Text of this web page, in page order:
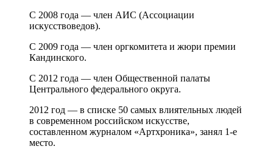
С 2008 года — член АИС (Ассоциации
искусствоведов).
С 2009 года — член оргкомитета и жюри премии
Кандинского.
С 2012 года — член Общественной палаты
Центрального федерального округа.
2012 год — в списке 50 самых влиятельных людей
в современном российском искусстве,
составленном журналом «Артхроника», занял 1-е
место.